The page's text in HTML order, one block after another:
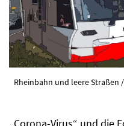
Rheinbahn und leere Straßen